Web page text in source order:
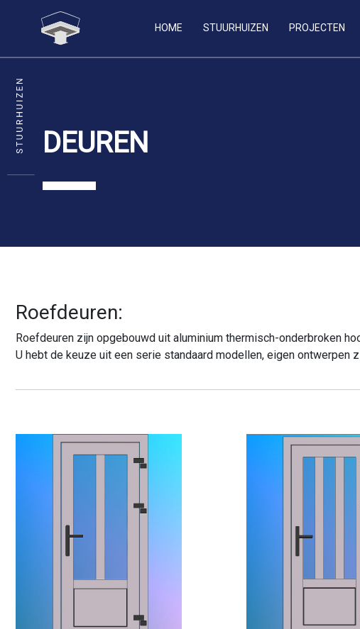
HOME STUURHUIZEN PROJECTEN
DEUREN
Roefdeuren:
Roefdeuren zijn opgebouwd uit aluminium thermisch-onderbroken
U hebt de keuze uit een serie standaard modellen, eigen ontwerpen